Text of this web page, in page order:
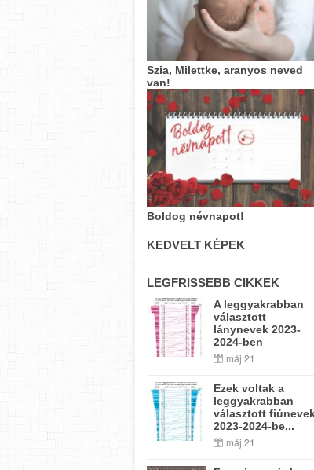
Szia, Milettke, aranyos neved
van!
Boldog névnapot!
KEDVELT KÉPEK
LEGFRISSEBB CIKKEK
A leggyakrabban
választott
lánynevek 2023-
2024-ben
máj 21
Ezek voltak a
leggyakrabban
választott
2023-2024-be...
máj 21